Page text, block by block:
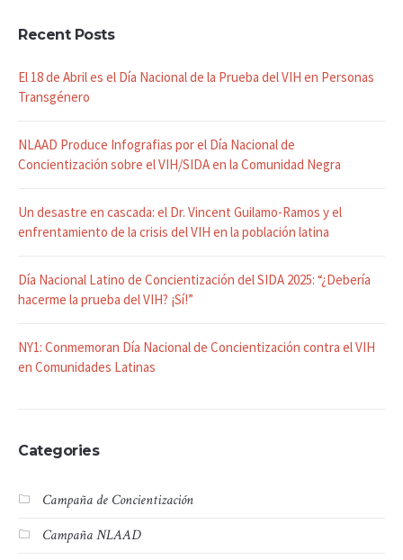
Recent Posts
El 18 de Abril es el Día Nacional de la Prueba del VIH en Personas
Transgénero
NLAAD Produce Infografias por el Día Nacional de
Concientización sobre el VIH/SIDA en la Comunidad Negra
Un desastre en cascada: el Dr. Vincent Guilamo-Ramos y el
enfrentamiento de la crisis del VIH en la población latina
Día Nacional Latino de Concientización del SIDA 2025: “¿Debería
hacerme la prueba del VIH? ¡Sí!”
NY1: Conmemoran Día Nacional de Concientización contra el VIH
en Comunidades Latinas
Categories
Campaña de Concientización
Campaña NLAAD